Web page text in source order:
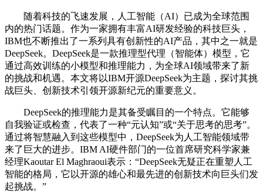
随着科技的飞速发展，人工智能（AI）已成为全球范围
内的热门话题。作为一家拥有丰富AI研发经验的科技巨头，
IBM也不断推出了一系列具有创新性的AI产品，其中之一就是
DeepSeek。DeepSeek是一款推理型代理（智能体）模型，它
通过高效训练的小模型和推理能力，为全球AI领域带来了新
的挑战和机遇。本文将以IBM开源DeepSeek为主题，探讨其挑
战巨头、创新技术引领开源新纪元的重要意义。
DeepSeek的推理能力是其备受瞩目的一个特点。它能够
自我验证或检查，代表了一种“元认知”或“关于思考的思考”。
通过将智慧融入到这些模型中，DeepSeek为人工智能领域带
来了巨大的进步。IBM AI硬件部门的一位首席研究科学家兼
经理Kaoutar El Maghraoui表示：“DeepSeek无疑正在重塑人工
智能的格局，它以开源的雄心和最先进的创新技术向巨头们发
起挑战。”